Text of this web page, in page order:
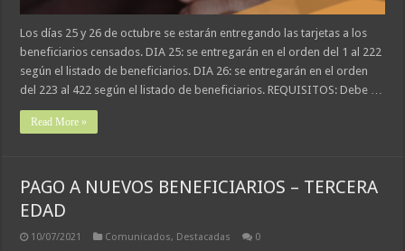
Los días 25 y 26 de octubre se estarán entregando las tarjetas a los
beneficiarios censados. DIA 25: se entregarán en el orden del 1 al 222
según el listado de beneficiarios. DIA 26: se entregarán en el orden
del 223 al 422 según el listado de beneficiarios. REQUISITOS: Debe …
Read More »
PAGO A NUEVOS BENEFICIARIOS – TERCERA
EDAD
10/07/2021 Comunicados, Destacadas 0